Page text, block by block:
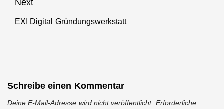
Next
Next
EXI Digital Gründungswerkstatt
Schreibe einen Kommentar
Deine E-Mail-Adresse wird nicht veröffentlicht. Erforderliche